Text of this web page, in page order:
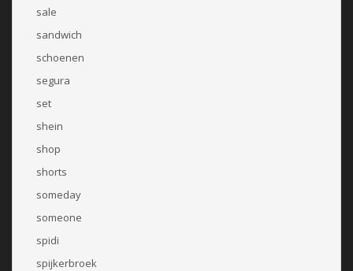
sale
sandwich
schoenen
segura
set
shein
shop
shorts
someday
someone
spidi
spijkerbroek